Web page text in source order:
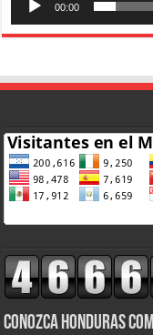
00:00
CONOZCA HONDURAS